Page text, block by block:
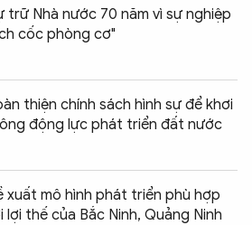
trữ Nhà nước 70 năm vì sự nghiệp
cốc phòng cơ"
thiện chính sách hình sự để khơi
động lực phát triển đất nước
xuất mô hình phát triển phù hợp
lợi thế của Bắc Ninh, Quảng Ninh